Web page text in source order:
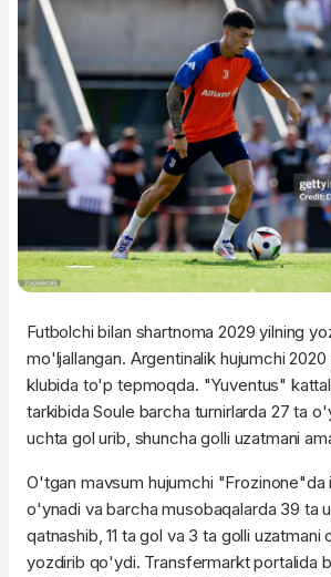
Futbolchi bilan shartnoma 2029 yilning
mo'ljallangan. Argentinalik hujumchi
klubida to'p tepmoqda. "Yuventus"
tarkibida Soule barcha turnirlarda 27 ta
uchta gol urib, shuncha golli uzatmani
O'tgan mavsum hujumchi "Frozinone"da
o'ynadi va barcha musobaqalarda 39 ta
qatnashib, 11 ta gol va 3 ta golli uzatmani
yozdirib qo'ydi. Transfermarkt portalida